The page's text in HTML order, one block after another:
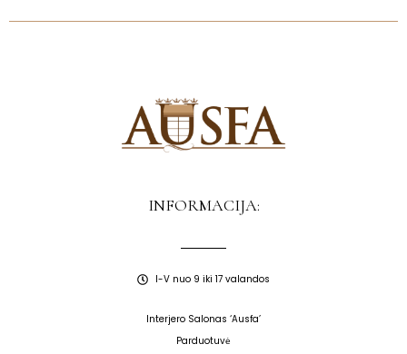
INFORMACIJA:
I-V nuo 9 iki 17 valandos
Interjero Salonas ‘Ausfa’
Parduotuvė